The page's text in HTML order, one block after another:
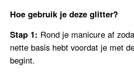
Hoe gebruik je deze glitter?
Stap 1: Rond je manicure af
nette basis hebt voordat je met
begint.